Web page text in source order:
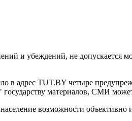
и убеждений, не
в адрес TUT.BY четыре
материалов, СМИ может
возможности